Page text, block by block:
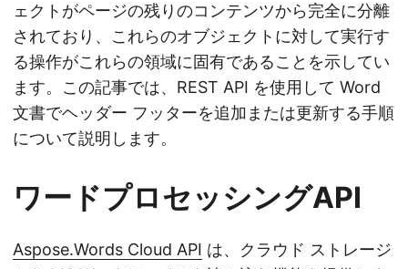
ェクトがページの残りのコンテンツから完全に分離
されており、これらのオブジェクトに対して実行す
る操作がこれらの領域に固有であることを示してい
ます。この記事では、REST API を使用して Word
文書でヘッダー フッターを追加または更新する手順
について説明します。
ワードプロセッシングAPI
Aspose.Words Cloud API は、クラウド ストレージ